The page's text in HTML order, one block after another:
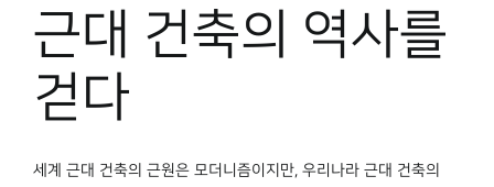
근대 건축의 역사를
걷다
세계 근대 건축의 근원은 모더니즘이지만, 우리나라 근대 건축의